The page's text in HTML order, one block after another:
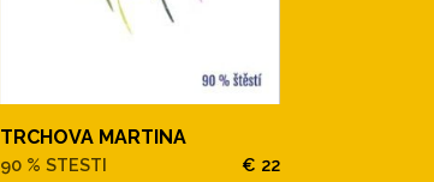
TRCHOVA MARTINA
90 % STESTI € 22